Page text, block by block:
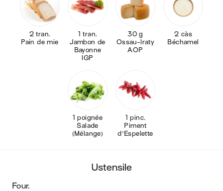
2 tran.
Pain de mie
1 tran.
Jambon de
Bayonne
IGP
30 g
Ossau-Iraty
AOP
2 càs
Béchamel
1 poignée
Salade
(Mélange)
1 pinc.
Piment
d'Espelette
ustensile
four.